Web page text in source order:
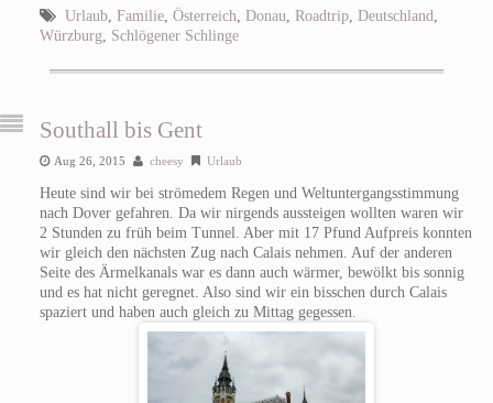
Urlaub, Familie, Österreich, Donau, Roadtrip, Deutschland,
Würzburg, Schlögener Schlinge
Southall bis Gent
Aug 26, 2015 cheesy Urlaub
Heute sind wir bei strömedem Regen und Weltuntergangsstimmung
nach Dover gefahren. Da wir nirgends aussteigen wollten waren wir
2 Stunden zu früh beim Tunnel. Aber mit 17 Pfund Aufpreis konnten
wir gleich den nächsten Zug nach Calais nehmen. Auf der anderen
Seite des Ärmelkanals war es dann auch wärmer, bewölkt bis sonnig
und es hat nicht geregnet. Also sind wir ein bisschen durch Calais
spaziert und haben auch gleich zu Mittag gegessen.